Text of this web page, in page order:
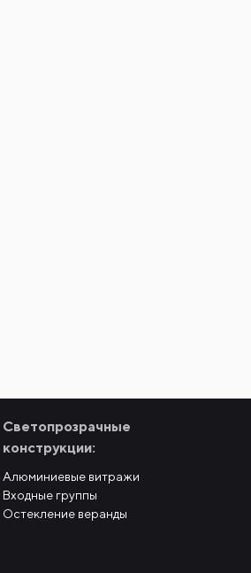
Светопрозрачные
конструкции:
Алюминиевые витражи
Входные группы
Остекление веранды